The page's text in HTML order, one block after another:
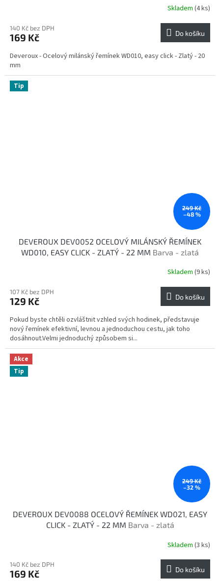
Skladem (4 ks)
140 Kč bez DPH
169 Kč Do košíku
Deveroux - Ocelový milánský řemínek WD010, easy click - Zlatý - 20
mm
Tip
249 Kč
–48 %
DEVEROUX DEV0052 OCELOVÝ MILÁNSKÝ ŘEMÍNEK
WD010, EASY CLICK - ZLATÝ - 22 MM Barva - zlatá
Skladem (9 ks)
107 Kč bez DPH
129 Kč Do košíku
Pokud byste chtěli ozvláštnit vzhled svých hodinek, představuje
nový řemínek efektivní, levnou a jednoduchou cestu, jak toho
dosáhnout.Velmi jednoduchý způsobem si...
Akce
Tip
249 Kč
–32 %
DEVEROUX DEV0088 OCELOVÝ ŘEMÍNEK WD021, EASY
CLICK - ZLATÝ - 22 MM Barva - zlatá
Skladem (3 ks)
140 Kč bez DPH
169 Kč Do košíku